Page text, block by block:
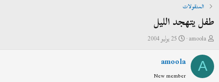
المنقولات
طفل يتهجد الليل
ب
د
ئ
amoola
ت
ر
25 يوليو 2004
A
amoola
New member